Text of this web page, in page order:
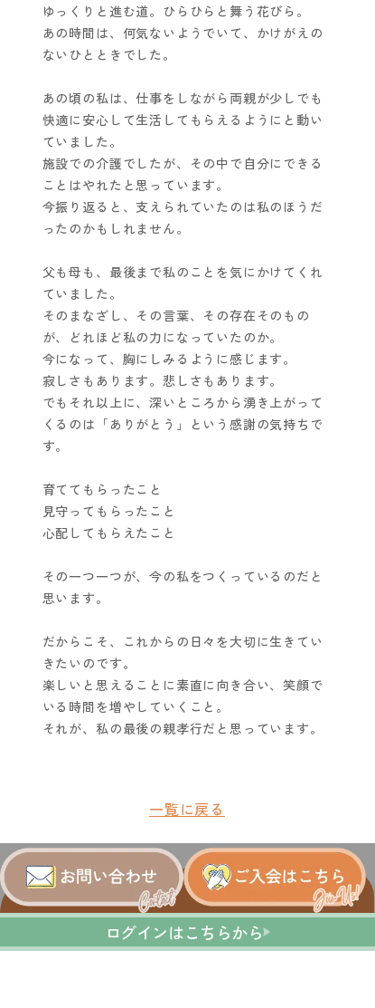
ゆっくりと進む道。ひらひらと舞う花びら。
あの時間は、何気ないようでいて、かけがえの
ないひとときでした。
あの頃の私は、仕事をしながら両親が少しでも
快適に安心して生活してもらえるようにと動い
ていました。
施設での介護でしたが、その中で自分にできる
ことはやれたと思っています。
今振り返ると、支えられていたのは私のほうだ
ったのかもしれません。
父も母も、最後まで私のことを気にかけてくれ
ていました。
そのまなざし、その言葉、その存在そのもの
が、どれほど私の力になっていたのか。
今になって、胸にしみるように感じます。
寂しさもあります。悲しさもあります。
でもそれ以上に、深いところから湧き上がって
くるのは「ありがとう」という感謝の気持ちで
す。
育ててもらったこと
見守ってもらったこと
心配してもらえたこと
その一つ一つが、今の私をつくっているのだと
思います。
だからこそ、これからの日々を大切に生きてい
きたいのです。
楽しいと思えることに素直に向き合い、笑顔で
いる時間を増やしていくこと。
それが、私の最後の親孝行だと思っています。
一覧に戻る
ログインはこちらから